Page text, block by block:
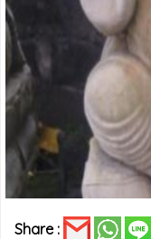
Share :